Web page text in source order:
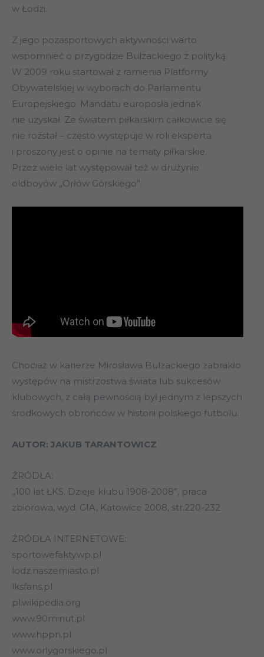
w Łodzi.
Z jego pozasportowych aktywności warto
wspomnieć o przygodzie Bulzackiego z polityką.
W 2009 roku startował z ramienia Platformy
Obywatelskiej w wyborach do Parlamentu
Europejskiego. Mandatu europosła jednak
nie uzyskał. Ze światem piłkarskim całkowicie się
nie rozstał – często występuje w roli eksperta
i proszony jest o opinie na tematy piłkarskie.
Przez wiele lat występował też w drużynie
oldboyów „Orłów Górskiego”.
Chociaż w karierze Mirosława Bulzackiego zabrakło
występów na mistrzostwa świata lub sukcesów
klubowych, z całą pewnością był jednym z lepszych
środkowych obrońców w historii polskiego futbolu.
AUTOR: JAKUB TARANTOWICZ
ŹRÓDŁA:
„100 lat ŁKS. Dzieje klubu 1908-2008”, praca
zbiorowa, wyd. GIA, Katowice 2008, str.220-232
ŹRÓDŁA INTERNETOWE::
sportowefakty.wp.pl
lodz.naszemiasto.pl
lksfans.pl
pl.wikipedia.org
www.90minut.pl
www.hppn.pl
www.orlygorskiego.pl